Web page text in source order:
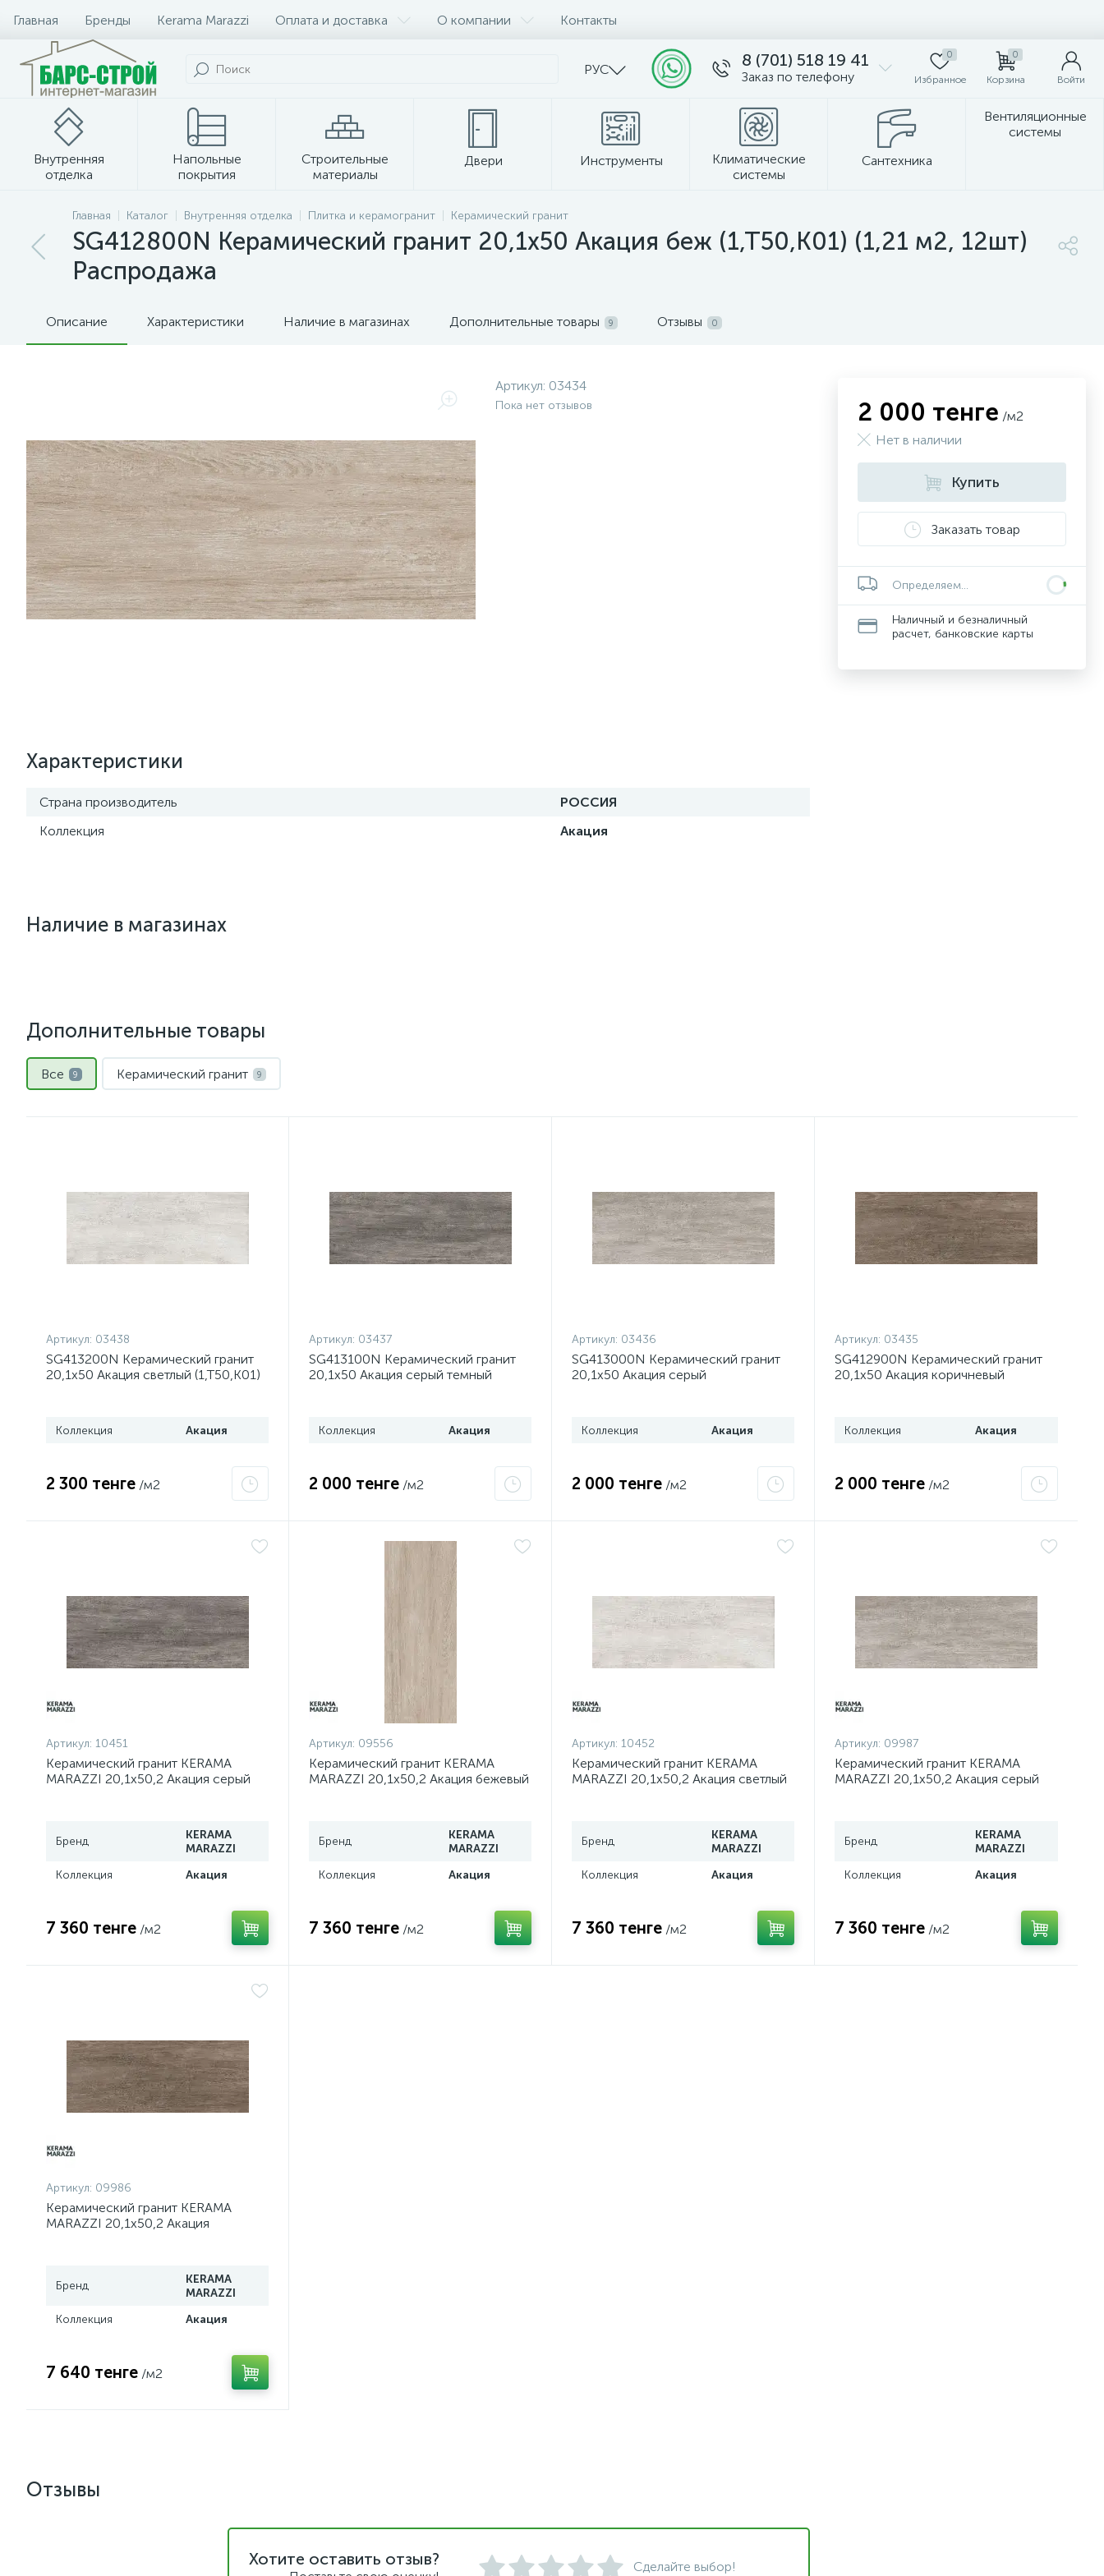
Главная Бренды Kerama Marazzi Оплата и доставка О компании Контакты
РУС 8 (701) 518 19 41
Заказ по телефону
0
Избранное
0
Корзина Войти
Внутренняя
отделка
Напольные
покрытия
Строительные
материалы
Двери Инструменты
Климатические
системы
Сантехника
Вентиляционные
системы
Плитка и керамогранит
Главная Каталог Внутренняя отделка Плитка и керамогранит Керамический гранит
SG412800N Керамический гранит 20,1х50 Акация беж (1,Т50,К01) (1,21 м2, 12шт)
Распродажа
Описание Характеристики Наличие в магазинах Дополнительные товары 9 Отзывы 0
Артикул: 03434
Пока нет отзывов
Характеристики
Страна производитель
РОССИЯ
Коллекция
Акация
Наличие в магазинах
2 000 тенге /м2
Нет в наличии
Купить
Заказать товар
Определяем...
Наличный и безналичный
расчет, банковские карты
Дополнительные товары
Все 9 Керамический гранит 9
Артикул: 03438
SG413200N Керамический гранит
20,1х50 Акация светлый (1,Т50,К01)
Коллекция Акация
2 300 тенге /м2
Артикул: 03437
SG413100N Керамический гранит
20,1х50 Акация серый темный
Коллекция Акация
2 000 тенге /м2
Артикул: 03436
SG413000N Керамический гранит
20,1х50 Акация серый
Коллекция Акация
2 000 тенге /м2
Артикул: 03435
SG412900N Керамический гранит
20,1х50 Акация коричневый
Коллекция Акация
2 000 тенге /м2
Артикул: 10451
Керамический гранит KERAMA
MARAZZI 20,1х50,2 Акация серый
Бренд
KERAMA
MARAZZI
Коллекция
Акация
7 360 тенге /м2
Артикул: 09556
Керамический гранит KERAMA
MARAZZI 20,1х50,2 Акация бежевый
Бренд
KERAMA
MARAZZI
Коллекция
Акация
7 360 тенге /м2
Артикул: 10452
Керамический гранит KERAMA
MARAZZI 20,1х50,2 Акация светлый
Бренд
KERAMA
MARAZZI
Коллекция
Акация
7 360 тенге /м2
Артикул: 09987
Керамический гранит KERAMA
MARAZZI 20,1х50,2 Акация серый
Бренд
KERAMA
MARAZZI
Коллекция
Акация
7 360 тенге /м2
Артикул: 09986
Керамический гранит KERAMA
MARAZZI 20,1х50,2 Акация
Бренд
KERAMA
MARAZZI
Коллекция
Акация
7 640 тенге /м2
Отзывы
Хотите оставить отзыв? Сделайте выбор!